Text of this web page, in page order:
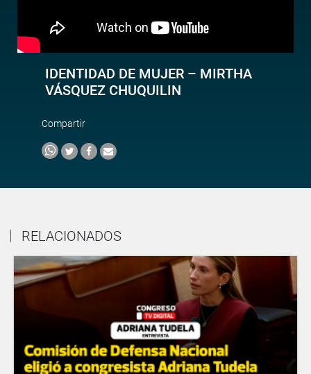
IDENTIDAD DE MUJER – MIRTHA
VÁSQUEZ CHUQUILIN
Compartir
RELACIONADOS